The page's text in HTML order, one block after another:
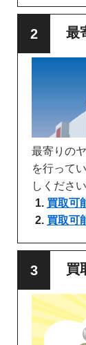
最
最寄りの
を行って
しください
買取可
買取可
買